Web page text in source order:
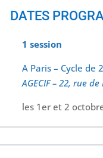
DATES
1 session
A Paris – Cycle de
AGECIF – 22, rue
les 1er et 2